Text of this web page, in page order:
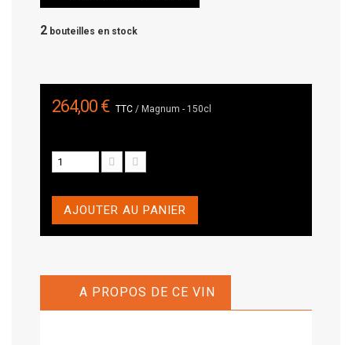
2 bouteilles en stock
264,00 € TTC/ Magnum - 150cl
AJOUTER AU PANIER
A PROPOS DE CE VIN